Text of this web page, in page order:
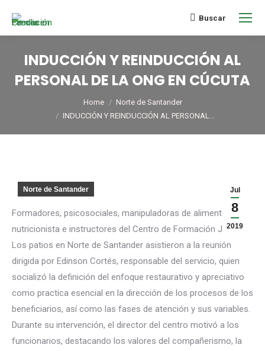
Buscar
INDUCCIÓN Y REINDUCCIÓN AL
PERSONAL DE LA ONG EN CÚCUTA
Home
Norte de Santander
INDUCCIÓN Y REINDUCCIÓN AL PERSONAL…
Jul
8
2019
Norte de Santander
Formadores, psicosociales, manipuladoras de alimentos,
nutricionista e instructores del Centro de Formación Juvenil
Los patios en Norte de Santander asistieron a la reunión
dirigida por Edinson Cortés, responsable del servicio, quien
socializó la definición del enfoque restaurativo y apreciativo
como practica esencial en la dirección de los procesos de los
beneficiarios, así como las fases de atención y sus variables.
Durante su intervención, el director del centro motivó a los
funcionarios, destacando los valores del compañerismo, la